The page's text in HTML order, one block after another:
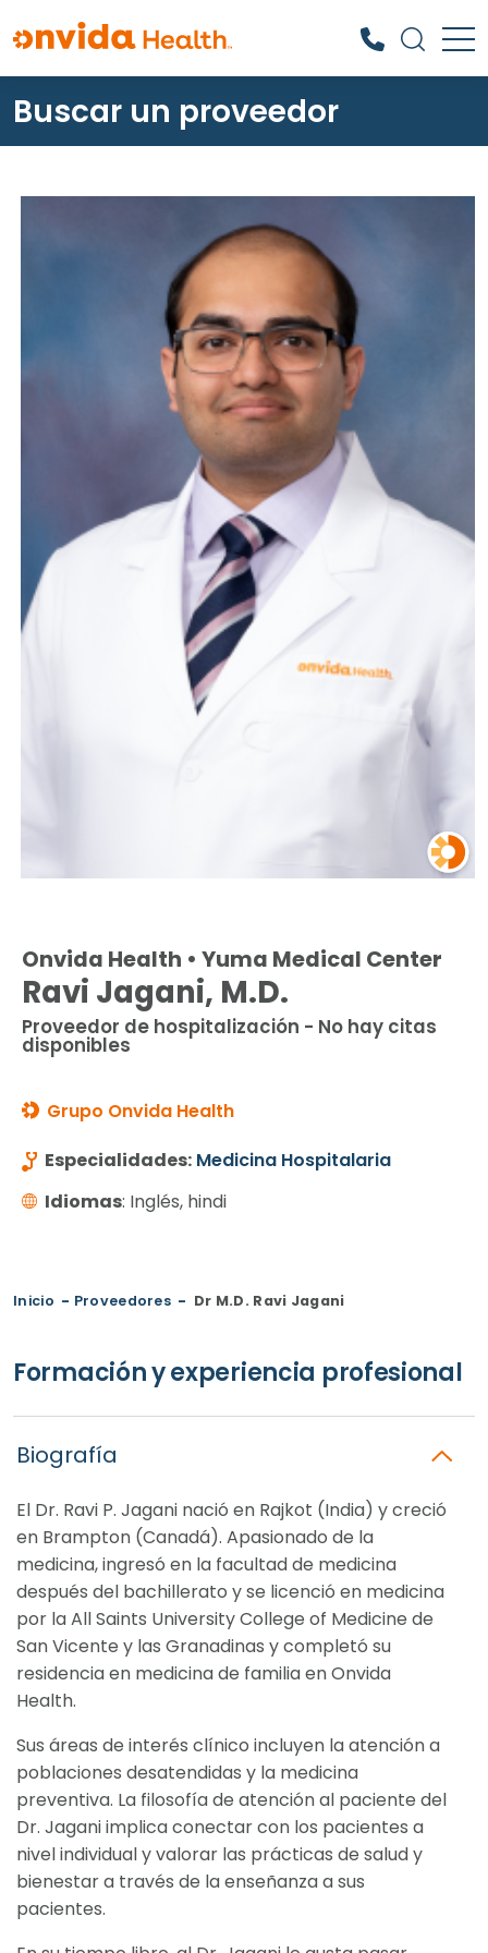
¿Qué podemos ayudarle a
encontrar?
Buscar un proveedor
Onvida Health • Yuma Medical Center
Ravi Jagani, M.D.
Proveedor de hospitalización - No hay citas
disponibles
Grupo Onvida Health
Especialidades: Medicina Hospitalaria
Idiomas: Inglés, hindi
Inicio - Proveedores - Dr M.D. Ravi Jagani
Formación y experiencia profesional
Biografía
El Dr. Ravi P. Jagani nació en Rajkot (India) y creció
en Brampton (Canadá). Apasionado de la
medicina, ingresó en la facultad de medicina
después del bachillerato y se licenció en medicina
por la All Saints University College of Medicine de
San Vicente y las Granadinas y completó su
residencia en medicina de familia en Onvida
Health.
Sus áreas de interés clínico incluyen la atención a
poblaciones desatendidas y la medicina
preventiva. La filosofía de atención al paciente del
Dr. Jagani implica conectar con los pacientes a
nivel individual y valorar las prácticas de salud y
bienestar a través de la enseñanza a sus
pacientes.